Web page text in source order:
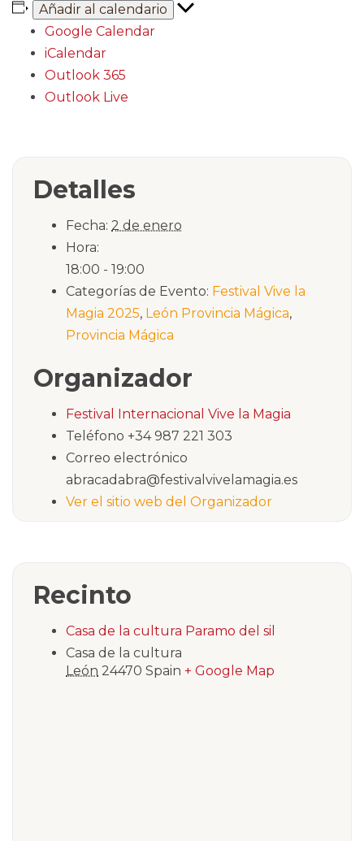
Añadir al calendario
Google Calendar
iCalendar
Outlook 365
Outlook Live
Detalles
Fecha: 2 de enero
Hora:
18:00 - 19:00
Categorías de Evento: Festival Vive la
Magia 2025, León Provincia Mágica,
Provincia Mágica
Organizador
Festival Internacional Vive la Magia
Teléfono +34 987 221 303
Correo electrónico
abracadabra@festivalvivelamagia.es
Ver el sitio web del Organizador
Recinto
Casa de la cultura Paramo del sil
Casa de la cultura
León 24470 Spain + Google Map